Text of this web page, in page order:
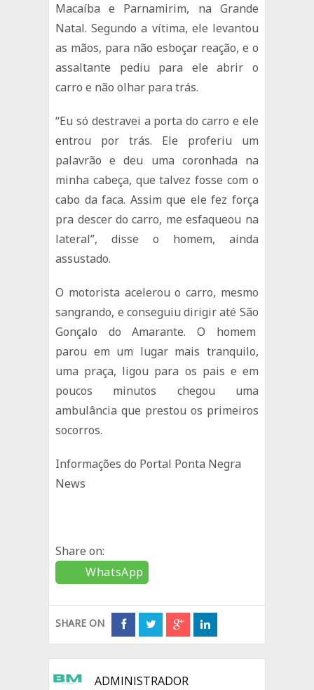
Macaíba e Parnamirim, na Grande
Natal. Segundo a vítima, ele levantou
as mãos, para não esboçar reação, e o
assaltante pediu para ele abrir o
carro e não olhar para trás.
“Eu só destravei a porta do carro e ele
entrou por trás. Ele proferiu um
palavrão e deu uma coronhada na
minha cabeça, que talvez fosse com o
cabo da faca. Assim que ele fez força
pra descer do carro, me esfaqueou na
lateral”, disse o homem, ainda
assustado.
O motorista acelerou o carro, mesmo
sangrando, e conseguiu dirigir até São
Gonçalo do Amarante. O homem
parou em um lugar mais tranquilo,
uma praça, ligou para os pais e em
poucos minutos chegou uma
ambulância que prestou os primeiros
socorros.
Informações do Portal Ponta Negra
News
Share on:
WhatsApp
SHARE ON
ADMINISTRADOR